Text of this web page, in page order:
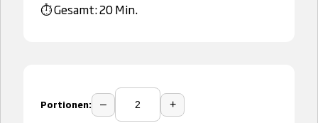
⏱️ Gesamt: 20 Min.
Portionen: – +